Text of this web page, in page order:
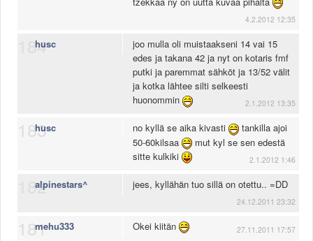
4.2.2012 12:35
184
husc
joo mulla oli muistaakseni 14 vai 15
edes ja takana 42 ja nyt on kotaris fmf
putki ja paremmat sähköt ja 13/52 välit
ja kotka lähtee silti selkeesti
huonommin
2.1.2012 13:35
183husc no kyllä se aika kivasti
tankilla ajoi
50-60kilsaa
mut kyl se sen edestä
sitte kulkiki
2.1.2012 1:46
182
alpinestars^ jees, kyllähän tuo sillä on otettu.. =DD
24.12.2011 23:32
181mehu333 Okei kiitän 27.11.2011 17:57